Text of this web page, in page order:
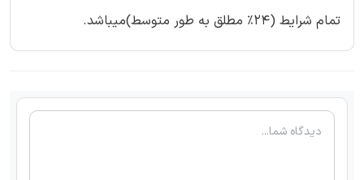
تمام شرایط (24٪ مطلق به طور متوسط)میباشد.